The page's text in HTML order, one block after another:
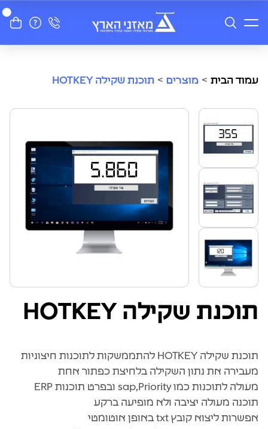
עמוד הבית > מוצרים > תוכנת שקילה HOTKEY
תוכנת שקילה HOTKEY
תוכנת שקילה HOTKEY להתממשקות לתוכנות חיצוניות
מעבירה את נתון השקילה בלחיצת כפתור אחת
מעולה לתוכנות כמו sap,Priority ובפרט תוכנות ERP
תוכנה מעולה יציבה ולא מופיעה ברקע
אפשרות ליצוא קובץ txt באופן אוטומטי